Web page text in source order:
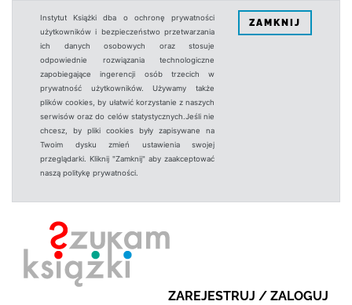
Instytut Książki dba o ochronę prywatności
użytkowników i bezpieczeństwo przetwarzania
ich danych osobowych oraz stosuje
odpowiednie rozwiązania technologiczne
zapobiegające ingerencji osób trzecich w
prywatność użytkowników. Używamy także
plików cookies, by ułatwić korzystanie z naszych
serwisów oraz do celów statystycznych.Jeśli nie
chcesz, by pliki cookies były zapisywane na
Twoim dysku zmień ustawienia swojej
przeglądarki. Kliknij "Zamknij" aby zaakceptować
naszą politykę prywatności.
ZAMKNIJ
ZAREJESTRUJ / ZALOGUJ